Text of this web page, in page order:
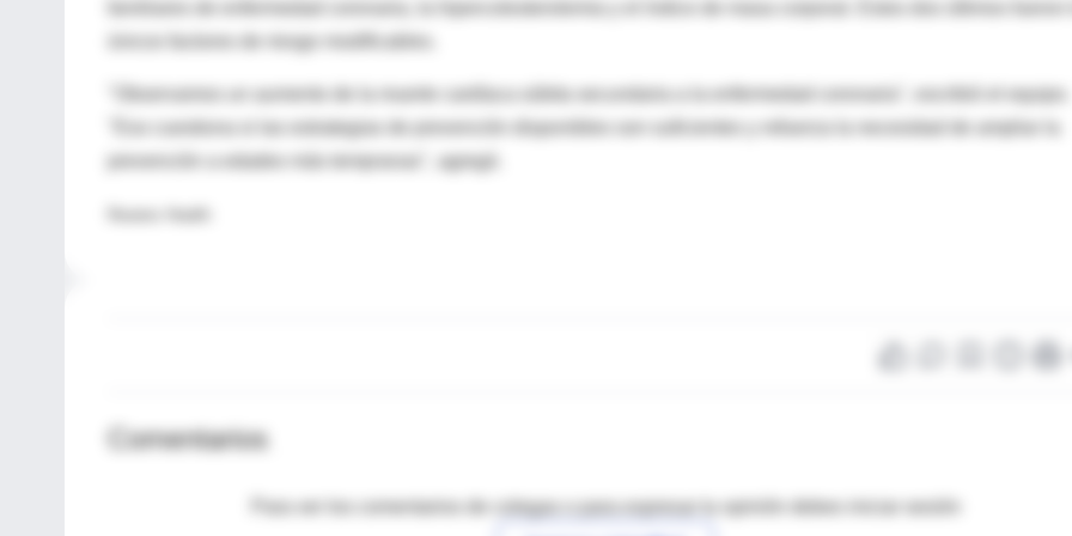
únicos factores de riesgo modificables.
"Observamos un aumento de la muerte cardíaca súbita secundaria a la enfermedad coronaria", escribió el equipo.
"Eso cuestiona si las estrategias de prevención disponibles son suficientes y refuerza la necesidad de ampliar la
prevención a edades más tempranas", agregó.
Comentarios
Para ver los comentarios de colegas o para expresar tu opinión debes iniciar sesión